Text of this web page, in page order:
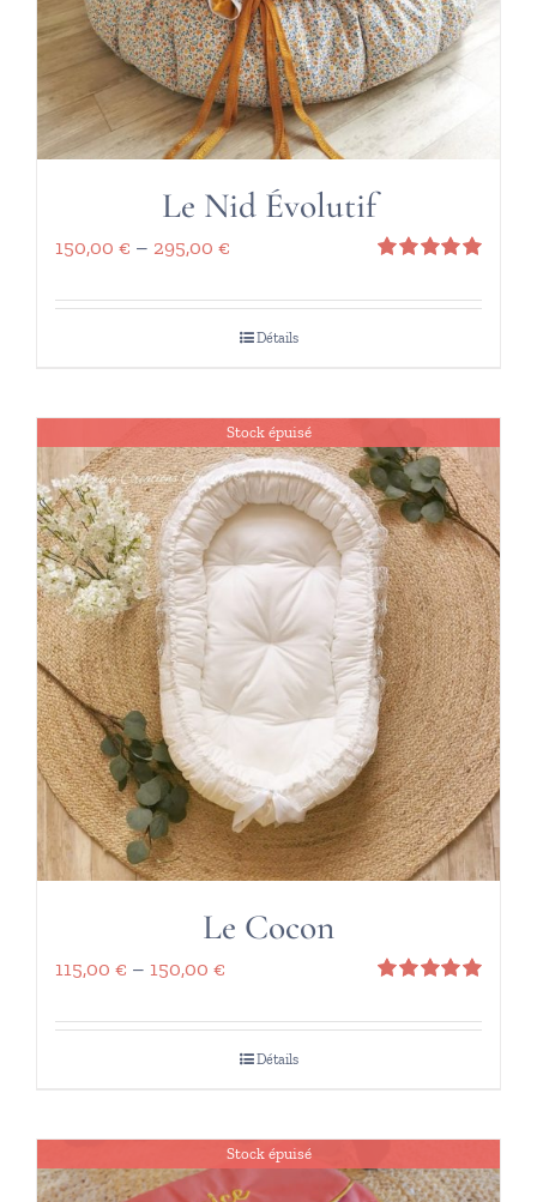
Le Nid Évolutif
sur 5
150,00 € – 295,00 €
Détails
Stock épuisé
Le Cocon
sur 5
115,00 € – 150,00 €
Détails
Stock épuisé